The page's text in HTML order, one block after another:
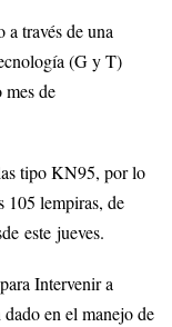
a través de una
(G y T)
de
tipo KN95, por lo
105 lempiras, de
este jueves.
Intervenir a
en el manejo de